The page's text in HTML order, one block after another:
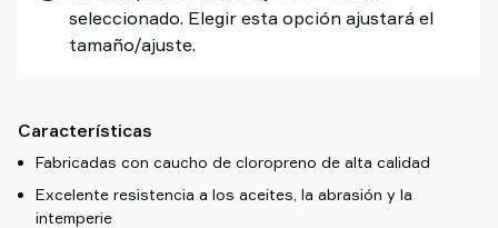
seleccionado. Elegir esta opción ajustará el
tamaño/ajuste.
Características
Fabricadas con caucho de cloropreno de alta calidad
Excelente resistencia a los aceites, la abrasión y la
intemperie